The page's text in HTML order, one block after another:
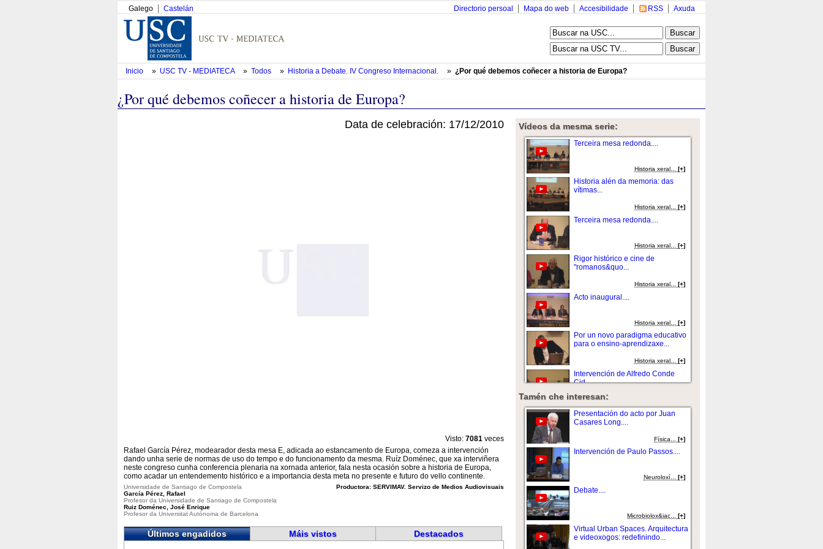
Galego Castelán Axuda
RSS
Accesibilidade
Mapa do web
Directorio persoal
Inicio » USC TV - MEDIATECA » Todos » Historia a Debate. IV Congreso Internacional. » ¿Por qué debemos coñecer a historia de Europa?
¿Por qué debemos coñecer a historia de Europa?
Data de celebración: 17/12/2010
Visto: 7081 veces
Rafael García Pérez, modearador desta mesa E, adicada ao estancamento de Europa, comeza a intervención
dando unha serie de normas de uso do tempo e do funcionamento da mesma. Ruíz Doménec, que xa interviñera
neste congreso cunha conferencia plenaria na xornada anterior, fala nesta ocasión sobre a historia de Europa,
como acadar un entendemento histórico e a importancia desta meta no presente e futuro do vello continente.
Productora: SERVIMAV. Servizo de Medios Audiovisuais
Universidade de Santiago de Compostela
García Pérez, Rafael
Profesor da Universidade de Santiago de Compostela
Ruiz Doménec, José Enrique
Profesor da Universitat Autónoma de Barcelona
Últimos engadidos Máis vistos Destacados
Vídeos da mesma serie:
Terceira mesa redonda....
Historia xeral...[+]
Historia alén da memoria: das
vítimas...
Historia xeral... [+]
Terceira mesa redonda....
Historia xeral...[+]
Rigor histórico e cine de
"romanos&quo...
Historia xeral...[+]
Acto inaugural....
Historia xeral...[+]
Por un novo paradigma educativo
para o ensino-aprendizaxe...
Historia xeral...[+]
Intervención de Alfredo Conde
Cid....
A infliencia de Friedrich Nietzsche
no concepto de...
Historia xeral...[+]
¿Que hai novo e vello no retorno
Historia xeral...[+]
A historia vai a Hollywood e á
Historia xeral...[+]
Qué debe conter unha historia de
España...
Tamén che interesan:
Presentación do acto por Juan
Casares Long....
Fí­sica...[+]
Intervención de Paulo Passos....
Neuroloxí... [+]
Debate....
Microbiolox&iac...[+]
Virtual Urban Spaces. Arquitectura
e videoxogos: redefinindo...